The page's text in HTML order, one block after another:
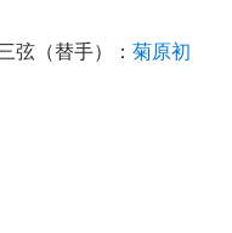
弦（替手） ： 菊原初